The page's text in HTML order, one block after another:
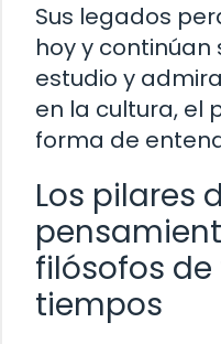
Sus legados
hoy y
estudio y
en la cultura, el
forma de
Los pilares
filósofos
tiempos